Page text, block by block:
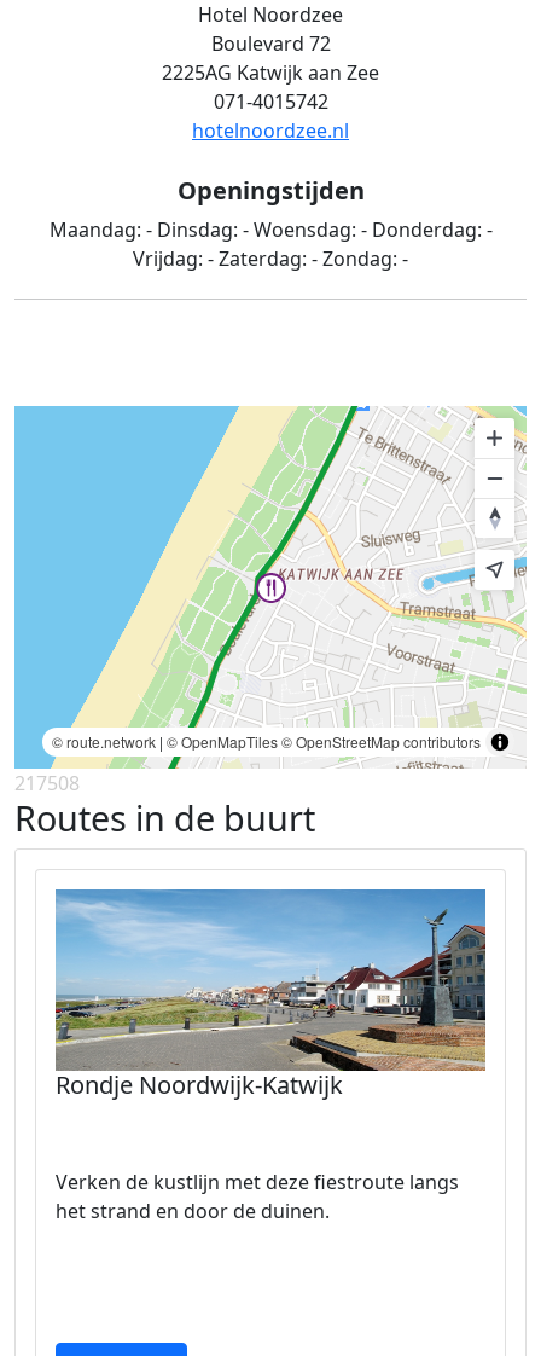
Hotel Noordzee
Boulevard 72
2225AG Katwijk aan Zee
071-4015742
hotelnoordzee.nl
Openingstijden
Maandag: - Dinsdag: -Woensdag: - Donderdag: -
Vrijdag: -Zaterdag: -Zondag: -
© route.network | © OpenMapTiles© OpenStreetMap contributors
217508
Routes in de buurt
Rondje Noordwijk-Katwijk
Verken de kustlijn met deze fiestroute langs
het strand en door de duinen.